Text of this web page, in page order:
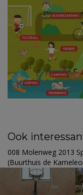
Ook
008 Molenweg 2013
(Buurthuis de